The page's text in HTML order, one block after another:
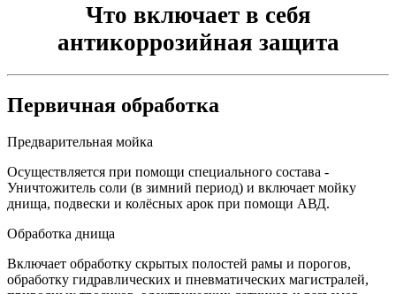
Что включает в себя
антикоррозийная защита
Первичная обработка
Предварительная мойка
Осуществляется при помощи специального состава -
Уничтожитель соли (в зимний период) и включает мойку
днища, подвески и колёсных арок при помощи АВД.
Обработка днища
Включает обработку скрытых полостей рамы и порогов,
обработку гидравлических и пневматических магистралей,